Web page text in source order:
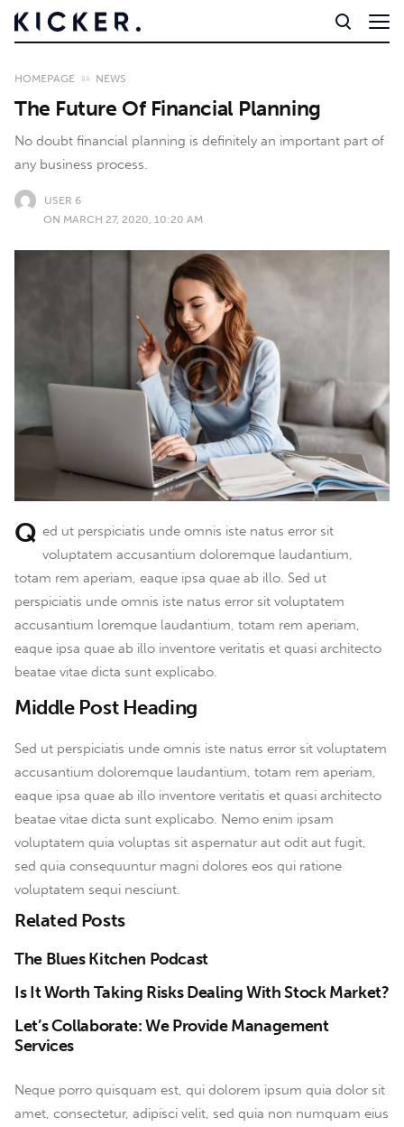
HOMEPAGE NEWS
USER 6
ON MARCH 27, 2020, 10:20 AM
The Future Of Financial Planning
No doubt financial planning is definitely an important part of
any business process.
Q ed ut perspiciatis unde omnis iste natus error sit
voluptatem accusantium doloremque laudantium,
totam rem aperiam, eaque ipsa quae ab illo. Sed ut
perspiciatis unde omnis iste natus error sit voluptatem
accusantium loremque laudantium, totam rem aperiam,
eaque ipsa quae ab illo inventore veritatis et quasi architecto
beatae vitae dicta sunt explicabo.
Middle Post Heading
Sed ut perspiciatis unde omnis iste natus error sit voluptatem
accusantium doloremque laudantium, totam rem aperiam,
eaque ipsa quae ab illo inventore veritatis et quasi architecto
beatae vitae dicta sunt explicabo. Nemo enim ipsam
voluptatem quia voluptas sit aspernatur aut odit aut fugit,
sed quia consequuntur magni dolores eos qui ratione
voluptatem sequi nesciunt.
Related Posts
The Blues Kitchen Podcast
Is It Worth Taking Risks Dealing With Stock Market?
Let’s Collaborate: We Provide Management
Services
Neque porro quisquam est, qui dolorem ipsum quia dolor sit
amet, consectetur, adipisci velit, sed quia non numquam eius